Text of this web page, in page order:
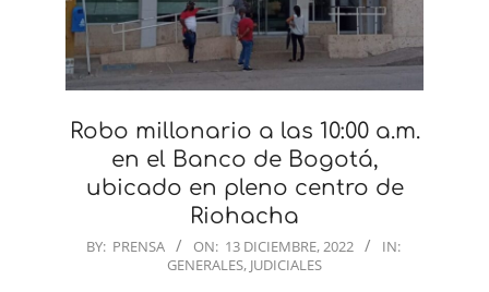
Robo millonario a las 10:00 a.m.
en el Banco de Bogotá,
ubicado en pleno centro de
Riohacha
2022-
BY: PRENSA ON: 13 DICIEMBRE, 2022
IN:
GENERALES, JUDICIALES